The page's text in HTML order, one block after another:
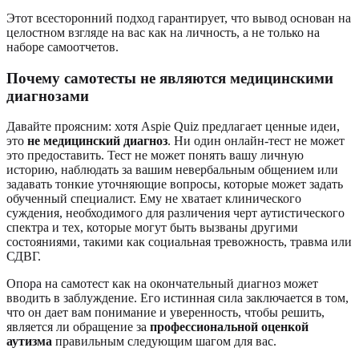
Этот всесторонний подход гарантирует, что вывод основан на
целостном взгляде на вас как на личность, а не только на
наборе самоотчетов.
Почему самотесты не являются медицинскими
диагнозами
Давайте проясним: хотя Aspie Quiz предлагает ценные идеи,
это не медицинский диагноз. Ни один онлайн-тест не может
это предоставить. Тест не может понять вашу личную
историю, наблюдать за вашим невербальным общением или
задавать тонкие уточняющие вопросы, которые может задать
обученный специалист. Ему не хватает клинического
суждения, необходимого для различения черт аутистического
спектра и тех, которые могут быть вызваны другими
состояниями, такими как социальная тревожность, травма или
СДВГ.
Опора на самотест как на окончательный диагноз может
вводить в заблуждение. Его истинная сила заключается в том,
что он дает вам понимание и уверенность, чтобы решить,
является ли обращение за профессиональной оценкой
аутизма правильным следующим шагом для вас.